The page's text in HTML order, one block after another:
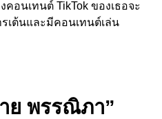
อนเทนต์ TikTok ของเธอจะ
เต้นและมีคอนเทนต์เล่น
ย พรรณิภา”